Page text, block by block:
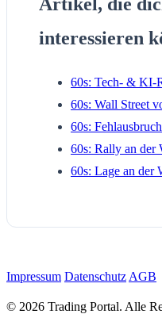
interessieren
60s: Tech- & KI-
60s: Wall Street
60s:
60s: Rally an der
60s: Lage an der
Impressum Datenschutz AGB
© 2026 Trading Portal. Alle